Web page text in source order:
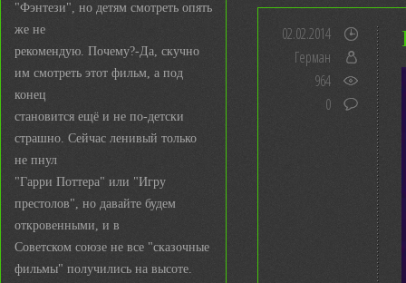
"Фэнтези", но детям смотреть опять
же не
рекомендую. Почему?-Да, скучно
им смотреть этот фильм, а под
конец
становится ещё и не по-детски
страшно. Сейчас ленивый только
не пнул
"Гарри Поттера" или "Игру
престолов", но давайте будем
откровенными, и в
Советском союзе не все "сказочные
фильмы" получились на высоте.
02.02.2014
Герман
964
0